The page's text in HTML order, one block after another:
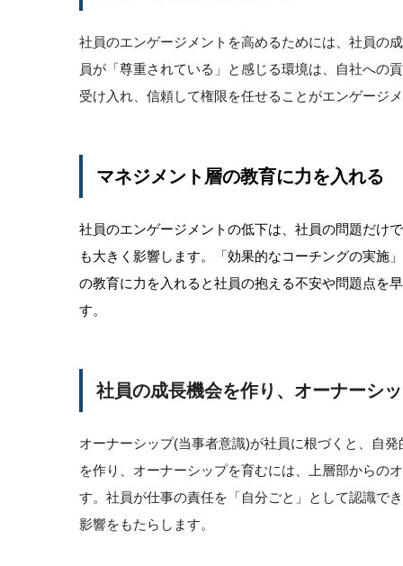
社員のエンゲージメントを高めるためには、社員の
員が「尊重されている」と感じる環境は、自社への
受け入れ、信頼して権限を任せることがエンゲージ
マネジメント層の教育に力を入れる
社員のエンゲージメントの低下は、社員の問題だけ
も大きく影響します。「効果的なコーチングの実施
の教育に力を入れると社員の抱える不安や問題点を
す。
社員の成長機会を作り、オーナーシ
オーナーシップ(当事者意識)が社員に根づくと、自
を作り、オーナーシップを育むには、上層部からの
す。社員が仕事の責任を「自分ごと」として認識で
影響をもたらします。